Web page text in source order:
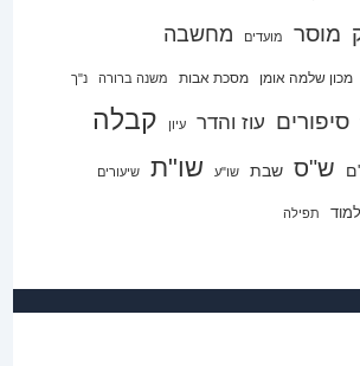
מוסר מועדים מחשבה
מכון שלמה אומן מסכת אבות משנה ברורה נ"ך
סיפורים עוז והדר עיון קבלה
ש"ס שבת שו"ע שו"ת שיעורים
תפילה